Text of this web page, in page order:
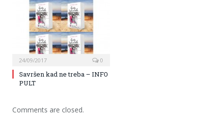
24/09/2017 0
Savršen kad ne treba – INFO
PULT
Comments are closed.